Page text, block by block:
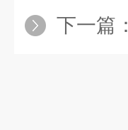
下一篇：